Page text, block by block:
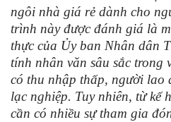
ngôi nhà giá rẻ dành cho
trình này được đánh giá là
thực của Ủy ban Nhân dân
tính nhân văn sâu sắc trong
có thu nhập thấp, người lao
lạc nghiệp. Tuy nhiên, từ kế
cần có nhiều sự tham gia